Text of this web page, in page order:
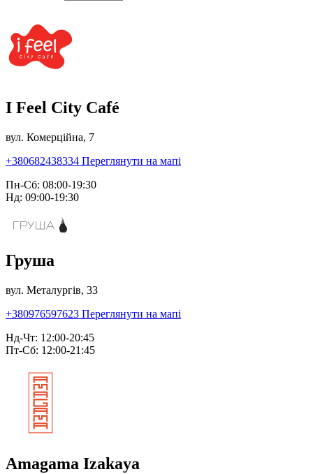
I Feel City Café
вул. Комерційна, 7
+380682438334 Переглянути на мапі
Пн-Сб: 08:00-19:30
Нд: 09:00-19:30
Груша
вул. Металургів, 33
+380976597623 Переглянути на мапі
Нд-Чт: 12:00-20:45
Пт-Сб: 12:00-21:45
Amagama Izakaya